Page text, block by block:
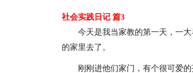
社会实践日记 篇3
今天是我当家教的第一天，一
的家里去了。
刚刚进他们家门，有个很可爱